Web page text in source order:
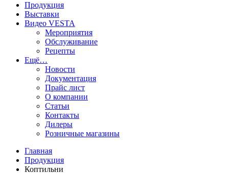
Продукция
Выставки
Видео VESTA
Мероприятия
Обслуживание
Рецепты
Ещё…
Новости
Документация
Прайс лист
О компании
Статьи
Контакты
Дилеры
Розничные магазины
Главная
Продукция
Коптильни